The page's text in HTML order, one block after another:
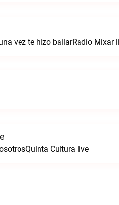
vez te hizo bailarRadio Mixar
Cultura live